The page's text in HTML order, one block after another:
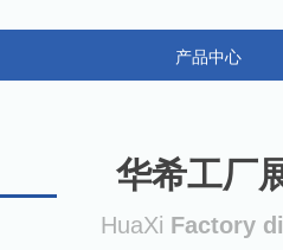
产品中心
华希工厂
HuaXi Factory